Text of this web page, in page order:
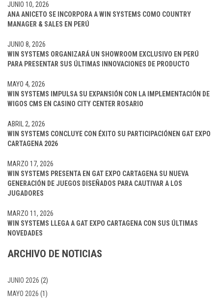
ANA ANICETO SE INCORPORA A WIN SYSTEMS COMO COUNTRY
MANAGER & SALES EN PERÚ
JUNIO 10, 2026
WIN SYSTEMS ORGANIZARÁ UN SHOWROOM EXCLUSIVO EN PERÚ
PARA PRESENTAR SUS ÚLTIMAS INNOVACIONES DE PRODUCTO
JUNIO 8, 2026
WIN SYSTEMS IMPULSA SU EXPANSIÓN CON LA IMPLEMENTACIÓN DE
WIGOS CMS EN CASINO CITY CENTER ROSARIO
MAYO 4, 2026
WIN SYSTEMS CONCLUYE CON ÉXITO SU PARTICIPACIÓNEN GAT EXPO
CARTAGENA 2026
ABRIL 2, 2026
WIN SYSTEMS PRESENTA EN GAT EXPO CARTAGENA SU NUEVA
GENERACIÓN DE JUEGOS DISEÑADOS PARA CAUTIVAR A LOS
JUGADORES
MARZO 17, 2026
WIN SYSTEMS LLEGA A GAT EXPO CARTAGENA CON SUS ÚLTIMAS
NOVEDADES
MARZO 11, 2026
ARCHIVO DE NOTICIAS
JUNIO 2026 (2)
MAYO 2026 (1)